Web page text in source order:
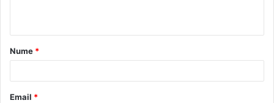
a
r
Nume *
Email *